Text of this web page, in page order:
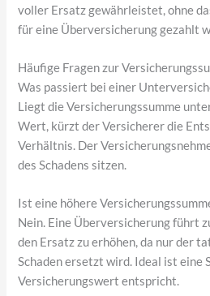
voller Ersatz gewährleistet, ohne
für eine Überversicherung gezahlt
Häufige Fragen zur
Was passiert bei einer
Liegt die Versicherungssumme
Wert, kürzt der Versicherer die
Verhältnis. Der
des Schadens sitzen.
Ist eine höhere
Nein. Eine Überversicherung führt
den Ersatz zu erhöhen, da nur der
Schaden ersetzt wird. Ideal ist eine
Versicherungswert entspricht.